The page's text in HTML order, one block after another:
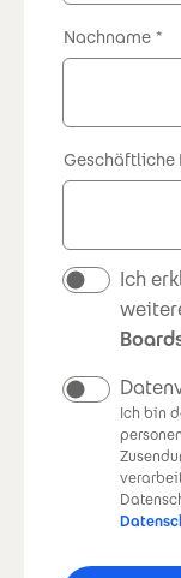
Nachname
Geschäftliche
Ich
Ich bin